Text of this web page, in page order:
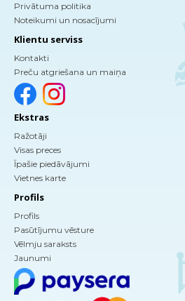
Privātuma politika
Noteikumi un nosacījumi
Klientu serviss
Kontakti
Preču atgriešana un maiņa
Ekstras
Ražotāji
Visas preces
Īpašie piedāvājumi
Vietnes karte
Profils
Profils
Pasūtījumu vēsture
Vēlmju saraksts
Jaunumi